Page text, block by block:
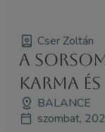
Cser Zoltán
A
Karma
BALANCE
szombat,